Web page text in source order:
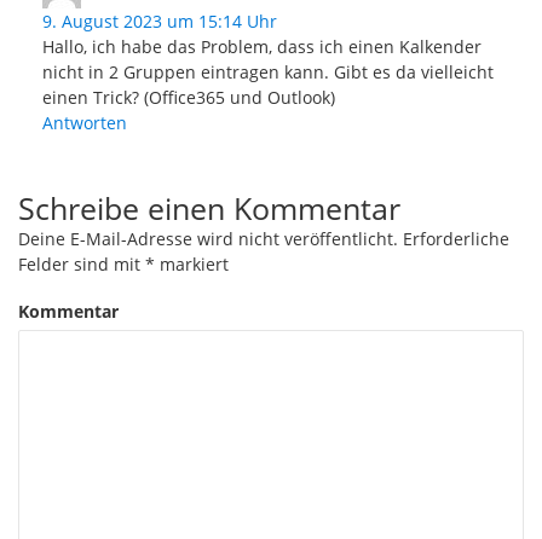
9. August 2023 um 15:14 Uhr
Hallo, ich habe das Problem, dass ich einen Kalkender
nicht in 2 Gruppen eintragen kann. Gibt es da vielleicht
einen Trick? (Office365 und Outlook)
Antworten
Schreibe einen Kommentar
Deine E-Mail-Adresse wird nicht veröffentlicht. Erforderliche
Felder sind mit * markiert
Kommentar